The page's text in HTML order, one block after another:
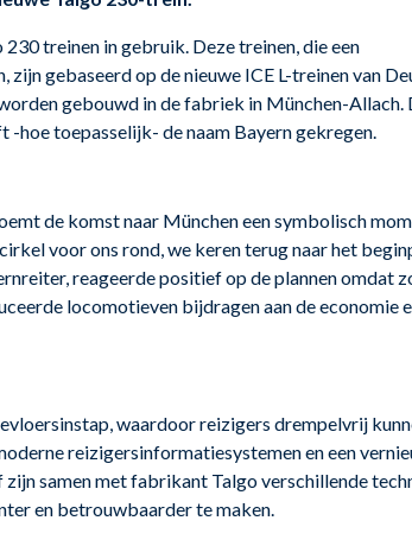
treinen in gebruik. Deze treinen, die een
gebaseerd op de nieuwe ICE L-treinen van
gebouwd in de fabriek in München-Allach.
hoe toepasselijk- de naam Bayern gekregen.
de komst naar München een symbolisch
voor ons rond, we keren terug naar het
reageerde positief op de plannen omdat
locomotieven bijdragen aan de economie
waardoor reizigers drempelvrij
reizigersinformatiesystemen en een
samen met fabrikant Talgo verschillende
en betrouwbaarder te maken.